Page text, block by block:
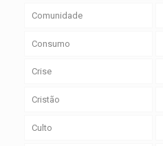
Comunidade
Consumo
Crise
Cristão
Culto